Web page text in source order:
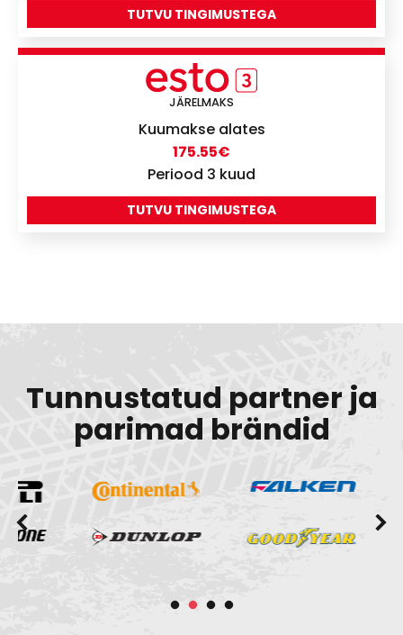
TUTVU TINGIMUSTEGA
JÄRELMAKS
Kuumakse alates
175.55€
Periood 3 kuud
TUTVU TINGIMUSTEGA
Tunnustatud partner ja
parimad brändid